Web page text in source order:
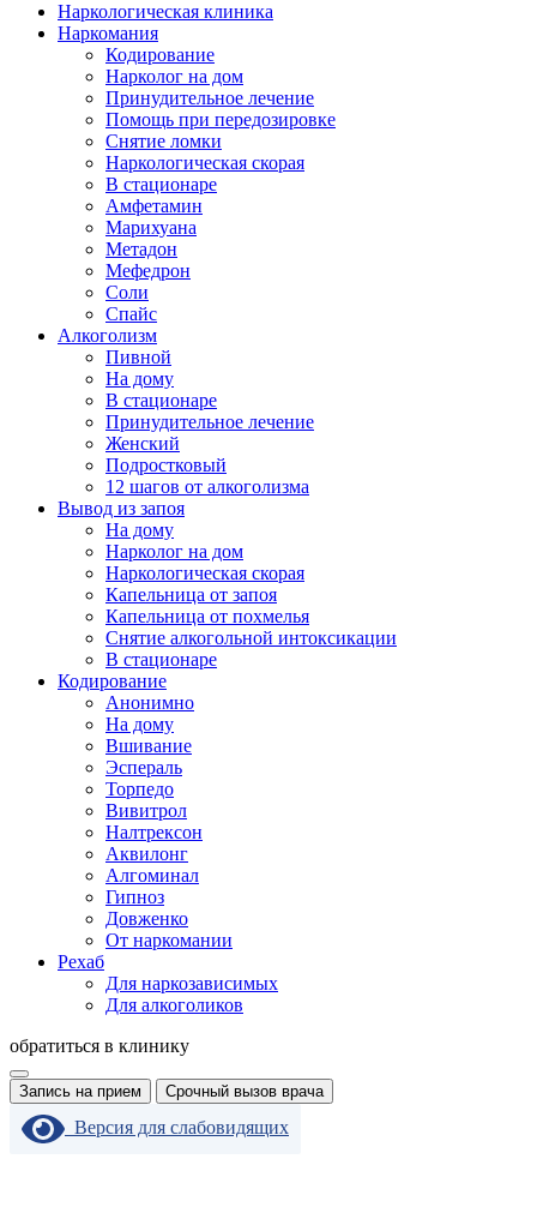
Наркологическая клиника
Наркомания
Кодирование
Нарколог на дом
Принудительное лечение
Помощь при передозировке
Снятие ломки
Наркологическая скорая
В стационаре
Амфетамин
Марихуана
Метадон
Мефедрон
Соли
Спайс
Алкоголизм
Пивной
На дому
В стационаре
Принудительное лечение
Женский
Подростковый
12 шагов от алкоголизма
Вывод из запоя
На дому
Нарколог на дом
Наркологическая скорая
Капельница от запоя
Капельница от похмелья
Снятие алкогольной интоксикации
В стационаре
Кодирование
Анонимно
На дому
Вшивание
Эспераль
Торпедо
Вивитрол
Налтрексон
Аквилонг
Алгоминал
Гипноз
Довженко
От наркомании
Рехаб
Для наркозависимых
Для алкоголиков
обратиться в клинику
Запись на прием Срочный вызов врача
Версия для слабовидящих